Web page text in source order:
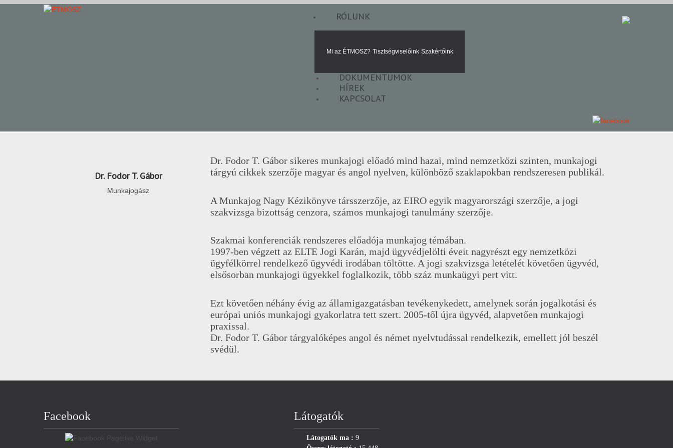
RÓLUNK
Mi az ÉTMOSZ? Tisztségviselőink Szakértőink
DOKUMENTUMOK
HÍREK
KAPCSOLAT
Dr. Fodor T. Gábor
Munkajogász
Dr. Fodor T. Gábor sikeres munkajogi előadó mind hazai, mind nemzetközi szinten, munkajogi
tárgyú cikkek szerzője magyar és angol nyelven, különböző szaklapokban rendszeresen publikál.
A Munkajog Nagy Kézikönyve társszerzője, az EIRO egyik magyarországi szerzője, a jogi
szakvizsga bizottság cenzora, számos munkajogi tanulmány szerzője.
Szakmai konferenciák rendszeres előadója munkajog témában.
1997-ben végzett az ELTE Jogi Karán, majd ügyvédjelölti éveit nagyrészt egy nemzetközi
ügyfélkörrel rendelkező ügyvédi irodában töltötte. A jogi szakvizsga letételét követően ügyvéd,
elsősorban munkajogi ügyekkel foglalkozik, több száz munkaügyi pert vitt.
Ezt követően néhány évig az államigazgatásban tevékenykedett, amelynek során jogalkotási és
európai uniós munkajogi gyakorlatra tett szert. 2005-től újra ügyvéd, alapvetően munkajogi
praxissal.
Dr. Fodor T. Gábor tárgyalóképes angol és német nyelvtudással rendelkezik, emellett jól beszél
svédül.
Facebook Látogatók
Látogatók ma : 9